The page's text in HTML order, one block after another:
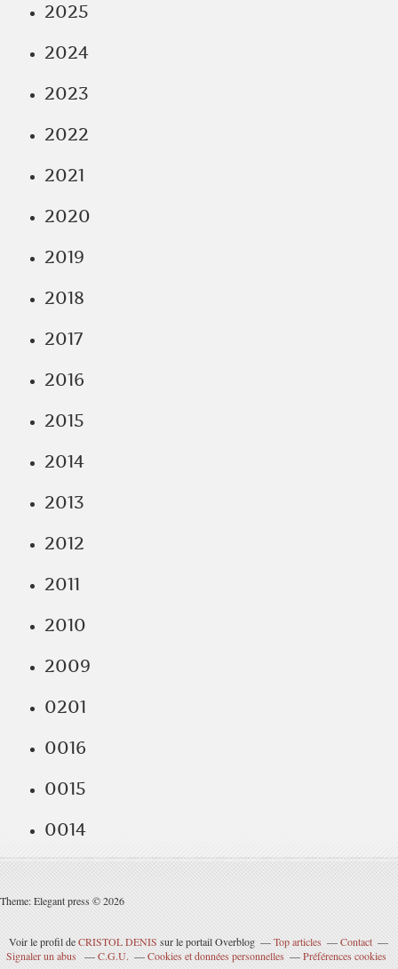
2025
2024
2023
2022
2021
2020
2019
2018
2017
2016
2015
2014
2013
2012
2011
2010
2009
0201
0016
0015
0014
Theme: Elegant press © 2026
Voir le profil deCRISTOL DENIS sur le portail Overblog Top articles
Contact
Signaler un abus
C.G.U. Cookies et données personnelles Préférences cookies